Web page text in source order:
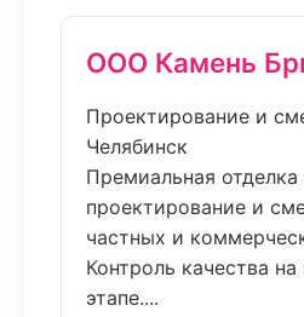
ООО Камень
Проектирование и
Челябинск
Премиальная отделка
проектирование и
частных и
Контроль качества
этапе....